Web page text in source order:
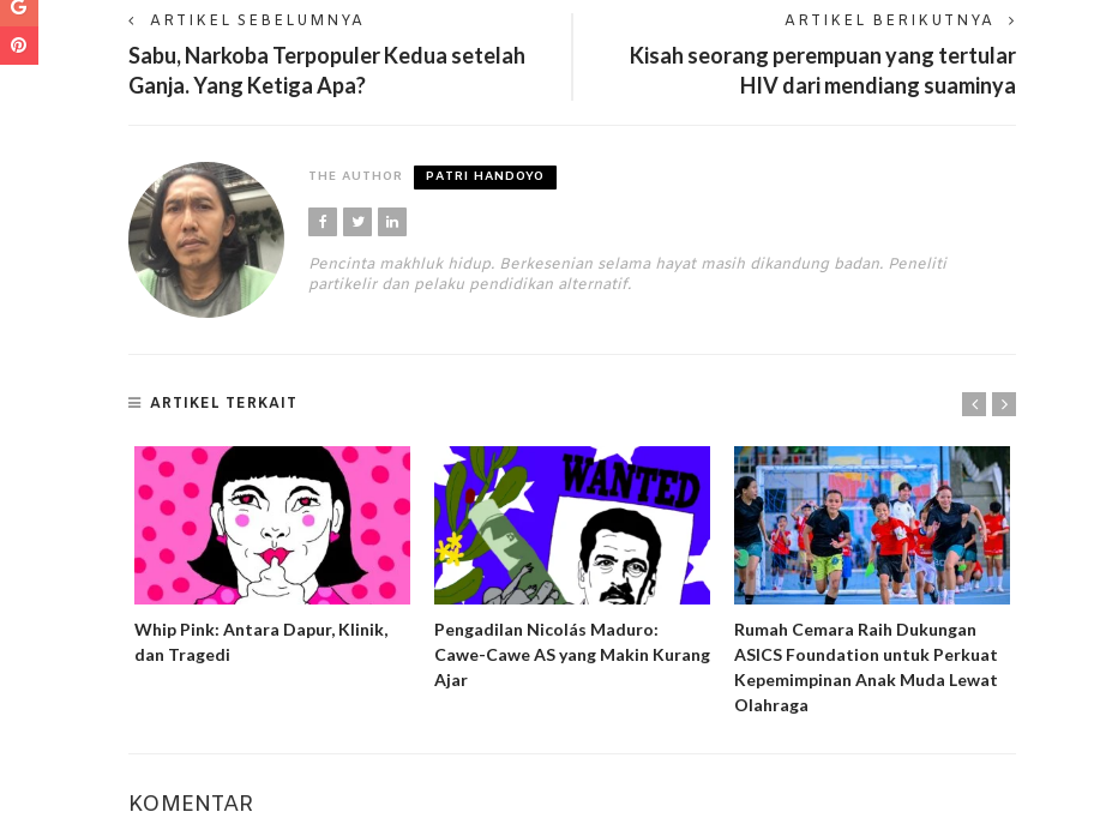
ARTIKEL SEBELUMNYA
Sabu, Narkoba Terpopuler Kedua setelah
Ganja. Yang Ketiga Apa?
ARTIKEL BERIKUTNYA
Kisah seorang perempuan yang tertular
HIV dari mendiang suaminya
THE AUTHOR PATRI HANDOYO
Pencinta makhluk hidup. Berkesenian selama hayat masih dikandung badan. Peneliti
partikelir dan pelaku pendidikan alternatif.
ARTIKEL TERKAIT
Whip Pink: Antara Dapur, Klinik,
dan Tragedi
Pengadilan Nicolás Maduro:
Cawe-Cawe AS yang Makin Kurang
Ajar
Rumah Cemara Raih Dukungan
ASICS Foundation untuk Perkuat
Kepemimpinan Anak Muda Lewat
Olahraga
KOMENTAR